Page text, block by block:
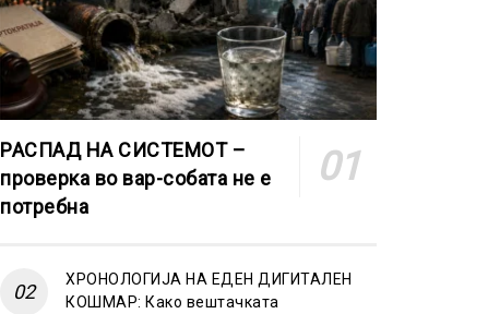
РАСПАД НА СИСТЕМОТ –
проверка во вар-собата не е
потребна
ХРОНОЛОГИЈА НА ЕДЕН ДИГИТАЛЕН
КОШМАР: Како вештачката